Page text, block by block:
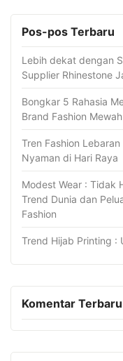
Pos-pos Terbaru
Lebih dekat dengan
Supplier Rhinestone
Bongkar 5 Rahasia
Brand Fashion Mewah
Tren Fashion
Nyaman di Hari Raya
Modest Wear : Tidak
Trend Dunia dan
Fashion
Trend Hijab Printing :
Komentar Terbaru